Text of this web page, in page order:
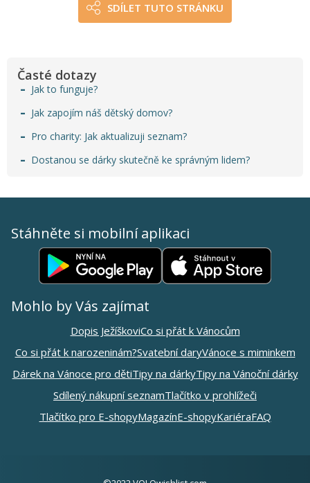
SDÍLET TUTO STRÁNKU
Časté dotazy
Jak to funguje?
Jak zapojím náš dětský domov?
Pro charity: Jak aktualizuji seznam?
Dostanou se dárky skutečně ke správným lidem?
Stáhněte si mobilní aplikaci
Mohlo by Vás zajímat
Dopis JežíškoviCo si přát k Vánocům
Co si přát k narozeninám?Svatební daryVánoce s miminkem
Dárek na Vánoce pro dětiTipy na dárkyTipy na Vánoční dárky
Sdílený nákupní seznamTlačítko v prohlížeči
Tlačítko pro E-shopyMagazínE-shopyKariéraFAQ